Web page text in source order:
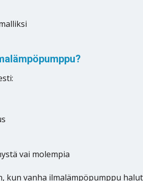
vai molempia
kun vanha ilmalämpöpumppu